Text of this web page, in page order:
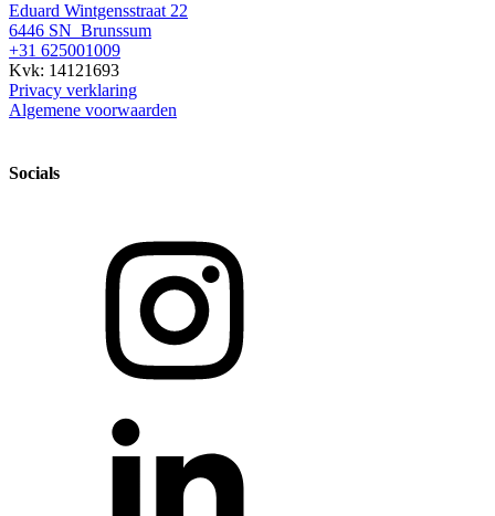
Eduard Wintgensstraat 22
6446 SN Brunssum
+31 625001009
Kvk: 14121693
Privacy verklaring
Algemene voorwaarden
Socials